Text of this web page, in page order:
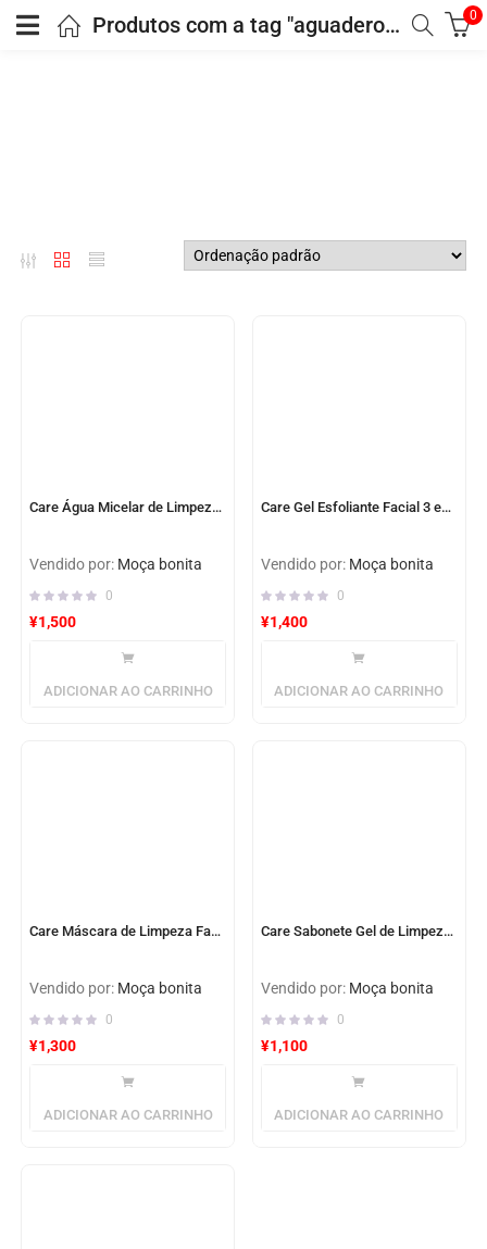
Produtos com a tag "aguaderosas" 0
Care Água Micelar de Limpeza Facial 3 em 1
Vendido por: Moça bonita
0
¥1,500
ADICIONAR AO CARRINHO
Care Gel Esfoliante Facial 3 em 1
Vendido por: Moça bonita
0
¥1,400
ADICIONAR AO CARRINHO
Care Máscara de Limpeza Facial
Vendido por: Moça bonita
0
¥1,300
ADICIONAR AO CARRINHO
Care Sabonete Gel de Limpeza Facial 3 em 1
Vendido por: Moça bonita
0
¥1,100
ADICIONAR AO CARRINHO